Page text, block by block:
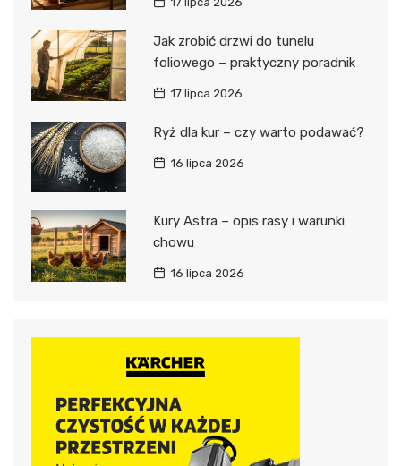
Jak zrobić drzwi do tunelu
foliowego – praktyczny poradnik
17 lipca 2026
Ryż dla kur – czy warto podawać?
16 lipca 2026
Kury Astra – opis rasy i warunki
chowu
16 lipca 2026